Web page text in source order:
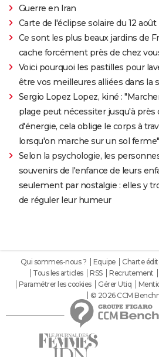
Guerre en Iran
Carte de l'éclipse solaire du 12 août
Ce sont les plus beaux jardins de
cache forcément près de chez
Voici pourquoi les pastilles pour
être vos meilleures alliées dans la
Sergio Lopez Lopez, kiné :
plage peut nécessiter jusqu'à près
d'énergie, cela oblige le corps à
lorsqu'on marche sur un sol ferme"
Selon la psychologie, les
souvenirs de l'enfance de leurs
seulement par nostalgie : elles y
de réguler leur humeur
Qui sommes-nous ? Equipe Charte
Tous les articles
RSS Recrutement
Paramétrer les cookies
Gérer Utiq
© 2026 CCM